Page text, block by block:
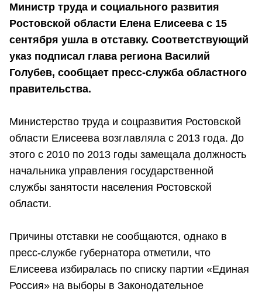
Министр труда и социального развития
Ростовской области Елена Елисеева с 15
сентября ушла в отставку. Соответствующий
указ подписал глава региона Василий
Голубев, сообщает пресс-служба областного
правительства.
Министерство труда и соцразвития Ростовской
области Елисеева возглавляла с 2013 года. До
этого с 2010 по 2013 годы замещала должность
начальника управления государственной
службы занятости населения Ростовской
области.
Причины отставки не сообщаются, однако в
пресс-службе губернатора отметили, что
Елисеева избиралась по списку партии «Единая
Россия» на выборы в Законодательное